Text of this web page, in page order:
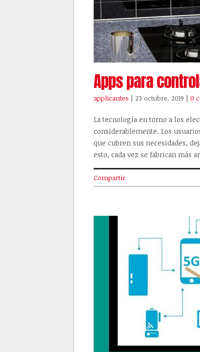
Apps para
applicantes | 23 octubre, 2019 | 0
La tecnología en torno a los
considerablemente. Los
que cubren sus necesidades,
esto, cada vez se fabrican más
Compartir